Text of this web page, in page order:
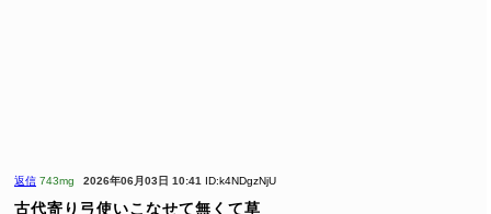
返信 743mg 2026年06月03日 10:41 ID:k4NDgzNjU
古代寄り弓使いこなせて無くて草